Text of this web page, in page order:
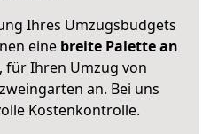
Ihres Umzugsbudgets
eine breite Palette an
, für Ihren Umzug von
an. Bei uns
Kostenkontrolle.